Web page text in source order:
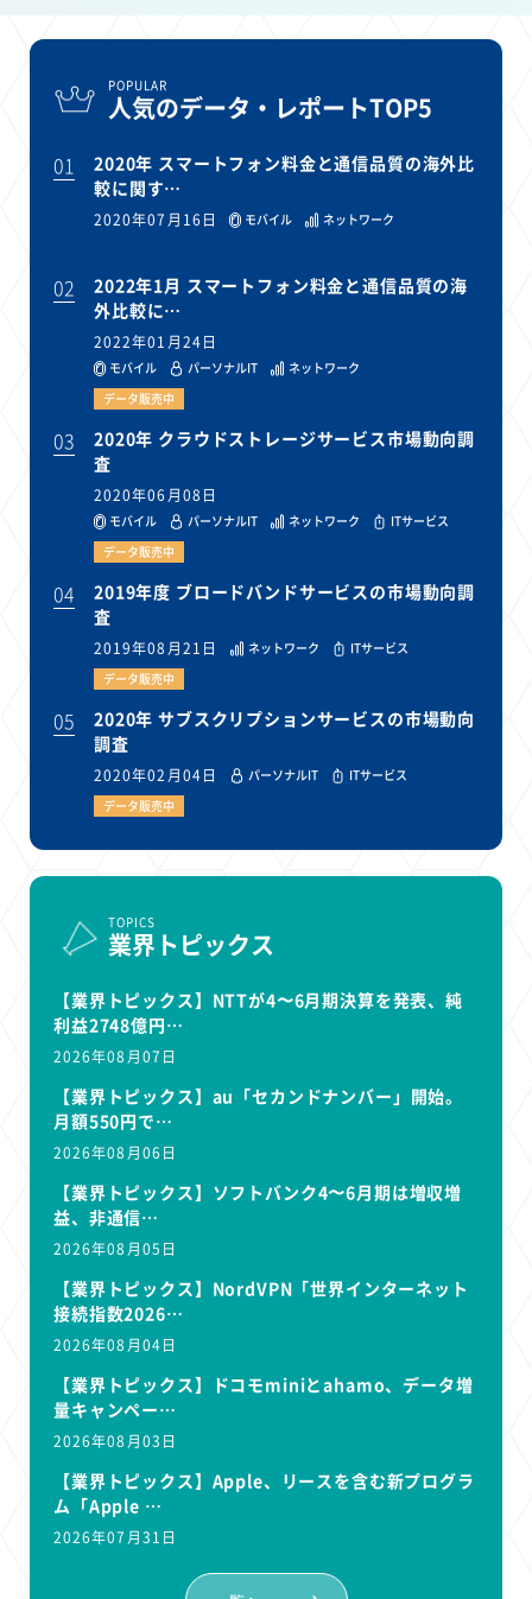
POPULAR
人気のデータ・レポートTOP5
01
2020年 スマートフォン料金と通信品質の海外比
較に関す…
2020年07月16日 モバイル ネットワーク
02
2022年1月 スマートフォン料金と通信品質の海
外比較に…
2022年01月24日
モバイル パーソナルIT
ネットワーク
データ販売中
03
2020年 クラウドストレージサービス市場動向調
査
2020年06月08日
モバイル パーソナルIT ネットワーク
ITサービス
データ販売中
04
2019年度 ブロードバンドサービスの市場動向調
査
2019年08月21日 ネットワーク
ITサービス
データ販売中
05
2020年 サブスクリプションサービスの市場動向
調査
2020年02月04日 パーソナルIT
ITサービス
データ販売中
TOPICS
業界トピックス
【業界トピックス】NTTが4〜6月期決算を発表、純
利益2748億円…
2026年08月07日
【業界トピックス】au「セカンドナンバー」開始。
月額550円で…
2026年08月06日
【業界トピックス】ソフトバンク4〜6月期は増収増
益、非通信…
2026年08月05日
【業界トピックス】NordVPN「世界インターネット
接続指数2026…
2026年08月04日
【業界トピックス】ドコモminiとahamo、データ増
量キャンペー…
2026年08月03日
【業界トピックス】Apple、リースを含む新プログラ
ム「Apple …
2026年07月31日